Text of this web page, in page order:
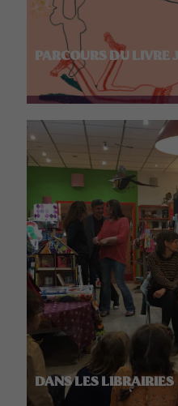
PARCOURS DU LIVRE
DANS LES LIBRAIRIES